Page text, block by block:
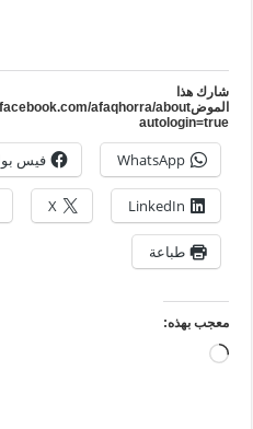
هذا
WhatsApp فيس بوك
LinkedIn
X
طباعة
بهذه:
جاري